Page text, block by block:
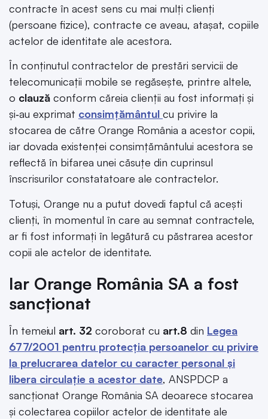
contracte în acest sens cu mai mulți clienți
(persoane fizice), contracte ce aveau, atașat, copiile
actelor de identitate ale acestora.
În conținutul contractelor de prestări servicii de
telecomunicații mobile se regăsește, printre altele,
o clauză conform căreia clienții au fost informați și
și‑au exprimat consimțământul cu privire la
stocarea de către Orange România a acestor copii,
iar dovada existenței consimțământului acestora se
reflectă în bifarea unei căsuțe din cuprinsul
înscrisurilor constatatoare ale contractelor.
Totuși, Orange nu a putut dovedi faptul că acești
clienți, în momentul în care au semnat contractele,
ar fi fost informați în legătură cu păstrarea acestor
copii ale actelor de identitate.
Iar Orange România SA a fost
sancționat
În temeiul art. 32 coroborat cu art.8 din Legea
677/2001 pentru protecţia persoanelor cu privire
la prelucrarea datelor cu caracter personal şi
libera circulaţie a acestor date, ANSPDCP a
sancționat Orange România SA deoarece stocarea
și colectarea copiilor actelor de identitate ale